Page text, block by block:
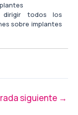
todos los
sobre implantes
siguiente →